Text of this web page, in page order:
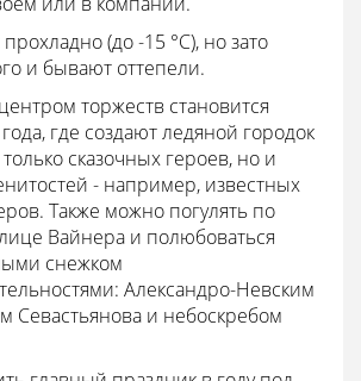
прохладно (до -15 °С), но зато
и бывают оттепели.
центром торжеств становится
где создают ледяной городок
сказочных героев, но и
- например, известных
Также можно погулять по
Вайнера и полюбоваться
снежком
Александро-Невским
Севастьянова и небоскребом